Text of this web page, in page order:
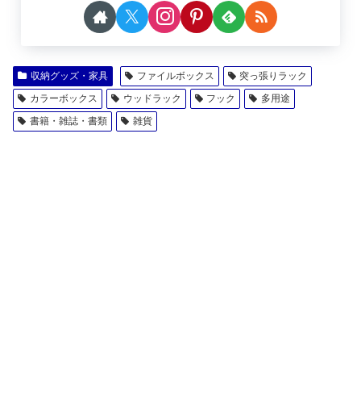
収納グッズ・家具 ファイルボックス
突っ張りラック
カラーボックス
ウッドラック フック
多用途
書籍・雑誌・書類
雑貨